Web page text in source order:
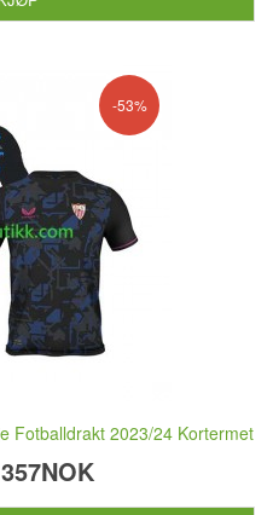
-53%
Fotballdrakt 2023/24 Kortermet
357NOK